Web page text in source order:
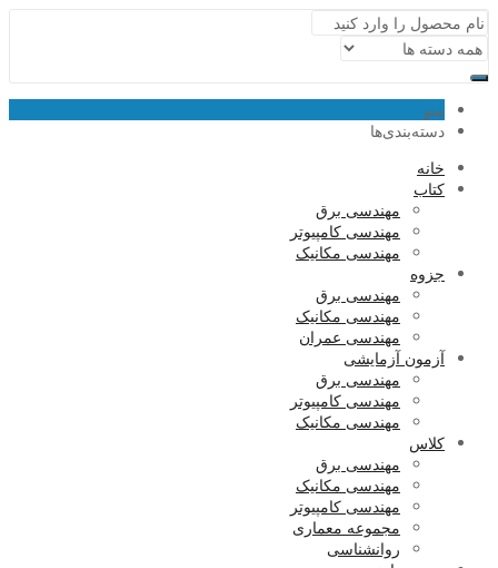
منو
دسته‌بندی‌ها
خانه
کتاب
مهندسی برق
مهندسی کامپیوتر
مهندسی مکانیک
جزوه
مهندسی برق
مهندسی مکانیک
مهندسی عمران
آزمون آزمایشی
مهندسی برق
مهندسی کامپیوتر
مهندسی مکانیک
کلاس
مهندسی برق
مهندسی مکانیک
مهندسی کامپیوتر
مجموعه معماری
روانشناسی